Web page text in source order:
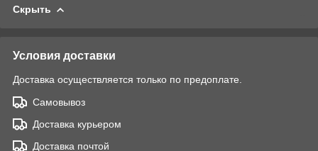
Скрыть
Условия доставки
Доставка осуществляется только по предоплате.
Самовывоз
Доставка курьером
Доставка почтой